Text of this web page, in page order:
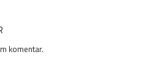
komentar.